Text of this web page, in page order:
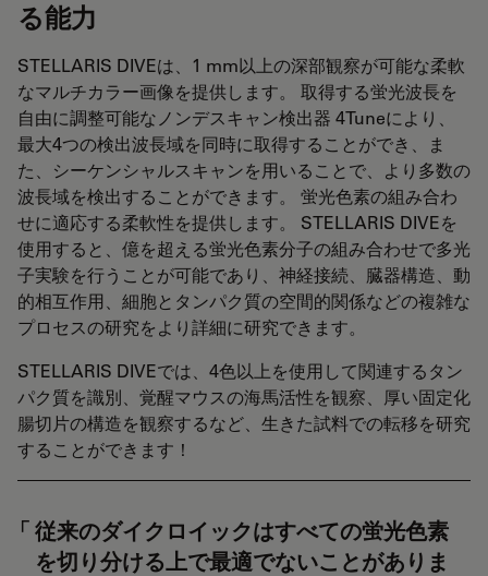
る能力
STELLARIS DIVEは、1 mm以上の深部観察が可能な柔軟
なマルチカラー画像を提供します。 取得する蛍光波長を
自由に調整可能なノンデスキャン検出器 4Tuneにより、
最大4つの検出波長域を同時に取得することができ、ま
た、シーケンシャルスキャンを用いることで、より多数の
波長域を検出することができます。 蛍光色素の組み合わ
せに適応する柔軟性を提供します。 STELLARIS DIVEを
使用すると、億を超える蛍光色素分子の組み合わせで多光
子実験を行うことが可能であり、神経接続、臓器構造、動
的相互作用、細胞とタンパク質の空間的関係などの複雑な
プロセスの研究をより詳細に研究できます。
STELLARIS DIVEでは、4色以上を使用して関連するタン
パク質を識別、覚醒マウスの海馬活性を観察、厚い固定化
腸切片の構造を観察するなど、生きた試料での転移を研究
することができます！
従来のダイクロイックはすべての蛍光色素
を切り分ける上で最適でないことがありま